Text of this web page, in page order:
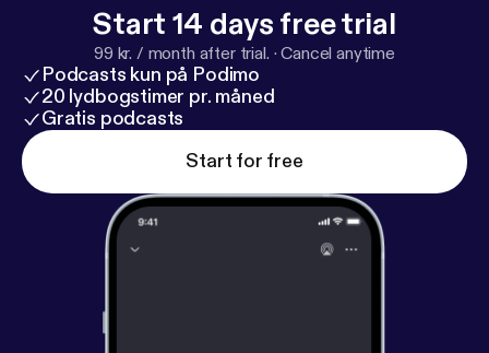
Start 14 days free trial
99 kr. / month after trial. ·Cancel anytime
Podcasts kun på Podimo
20 lydbogstimer pr. måned
Gratis podcasts
Start for free